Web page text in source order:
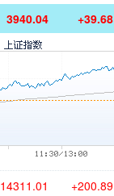
3940.04 +39.68
14311.01 +200.89